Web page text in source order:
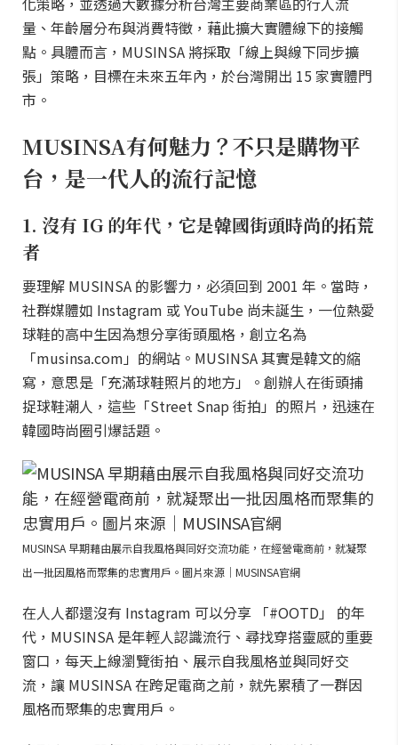
量、年齡層分布與消費特徵，藉此擴大實體線下的接觸
點。具體而言，MUSINSA 將採取「線上與線下同步擴
張」策略，目標在未來五年內，於台灣開出 15 家實體門
市。
MUSINSA有何魅力？不只是購物平
台，是一代人的流行記憶
1. 沒有 IG 的年代，它是韓國街頭時尚的拓荒
者
要理解 MUSINSA 的影響力，必須回到 2001 年。當時，
社群媒體如 Instagram 或 YouTube 尚未誕生，一位熱愛
球鞋的高中生因為想分享街頭風格，創立名為
「musinsa.com」的網站。MUSINSA 其實是韓文的縮
寫，意思是「充滿球鞋照片的地方」。創辦人在街頭捕
捉球鞋潮人，這些「Street Snap 街拍」的照片，迅速在
韓國時尚圈引爆話題。
MUSINSA 早期藉由展示自我風格與同好交流功能，在經營電商前，就凝聚
出一批因風格而聚集的忠實用戶。圖片來源｜MUSINSA官網
在人人都還沒有 Instagram 可以分享 「#OOTD」 的年
代，MUSINSA 是年輕人認識流行、尋找穿搭靈感的重要
窗口，每天上線瀏覽街拍、展示自我風格並與同好交
流，讓 MUSINSA 在跨足電商之前，就先累積了一群因
風格而聚集的忠實用戶。